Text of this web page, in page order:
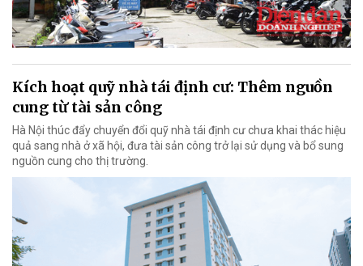
Kích hoạt quỹ nhà tái định cư: Thêm nguồn
cung từ tài sản công
Hà Nội thúc đẩy chuyển đổi quỹ nhà tái định cư chưa khai thác hiệu
quả sang nhà ở xã hội, đưa tài sản công trở lại sử dụng và bổ sung
nguồn cung cho thị trường.